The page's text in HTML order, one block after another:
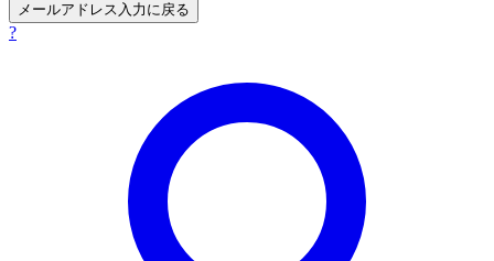
メールアドレス入力に戻る
?